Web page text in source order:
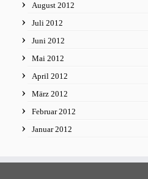
August 2012
Juli 2012
Juni 2012
Mai 2012
April 2012
März 2012
Februar 2012
Januar 2012